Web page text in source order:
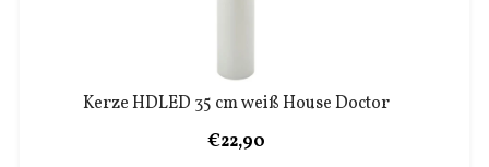
Kerze HDLED 35 cm weiß House Doctor
€22,90